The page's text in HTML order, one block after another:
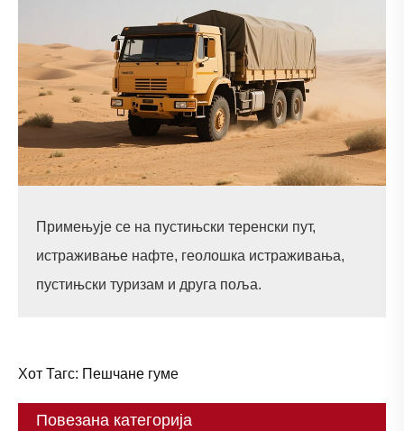
Примењује се на пустињски теренски пут,
истраживање нафте, геолошка истраживања,
пустињски туризам и друга поља.
Хот Тагс: Пешчане гуме
Повезана категорија